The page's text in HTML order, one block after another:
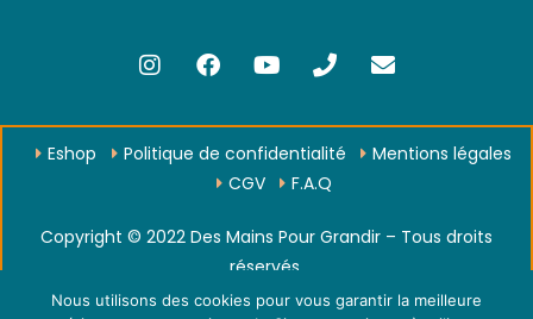
Copyright © 2022 Des Mains Pour Grandir – Tous droits
réservés.
Eshop Politique de confidentialité
Mentions légales
CGV
F.A.Q
Nous utilisons des cookies pour vous garantir la meilleure